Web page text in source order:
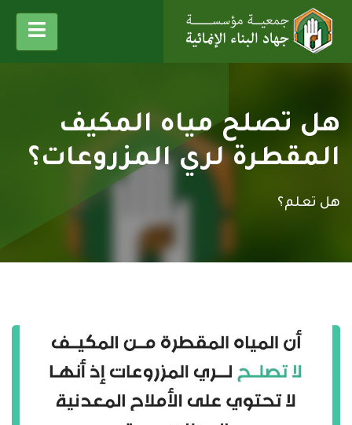
هل تصلح مياه المكيف
المقطرة لري المزروعات؟
هل تعلم؟